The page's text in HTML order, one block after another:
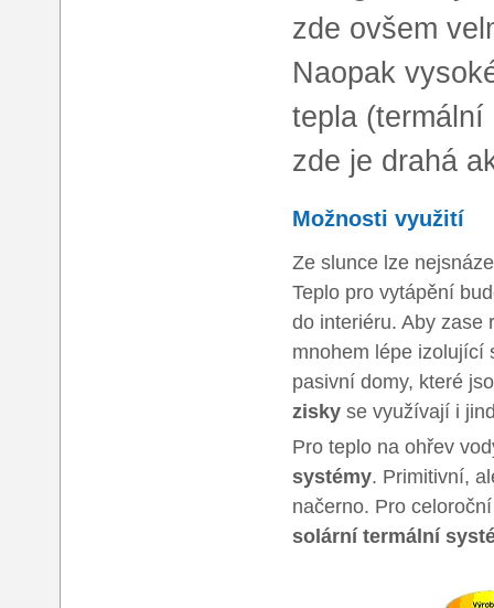
zde ovšem
Naopak
tepla
zde je drahá
Možnosti využití
Ze slunce lze
Teplo pro vytápění
do interiéru. Aby zase
mnohem lépe izolující
pasivní domy, které
zisky se využívají i
Pro teplo na ohřev
systémy. Primitivní,
načerno. Pro
solární termální